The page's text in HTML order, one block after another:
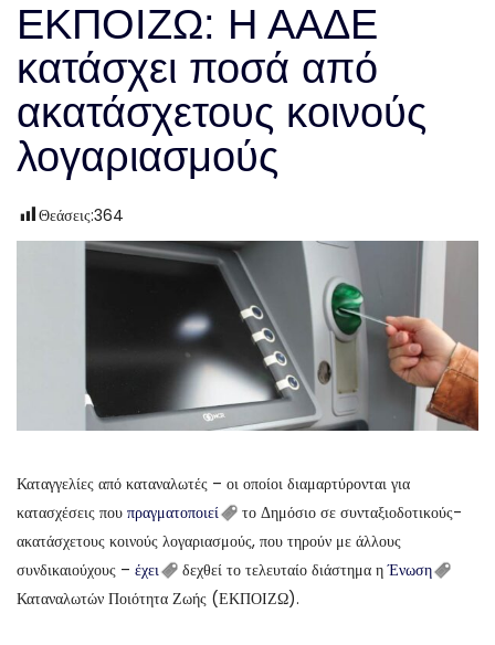
ΕΚΠΟΙΖΩ: Η ΑΑΔΕ
κατάσχει ποσά από
ακατάσχετους κοινούς
λογαριασμούς
Θεάσεις:364
Καταγγελίες από καταναλωτές – οι οποίοι διαμαρτύρονται για
κατασχέσεις που πραγματοποιεί
το Δημόσιο σε συνταξιοδοτικούς-
ακατάσχετους κοινούς λογαριασμούς, που τηρούν με άλλους
συνδικαιούχους – έχει δεχθεί το τελευταίο διάστημα ηΈνωση
Καταναλωτών Ποιότητα Ζωής (ΕΚΠΟΙΖΩ).